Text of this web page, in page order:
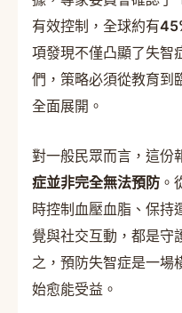
有效控制，全球約有
項發現不僅凸顯了失智
們，策略必須從教育到
全面展開。
對一般民眾而言，這份
症並非完全無法預防 。
時控制血壓血脂、保持
覺與社交互動，都是守
之，預防失智症是一場
始愈能受益。